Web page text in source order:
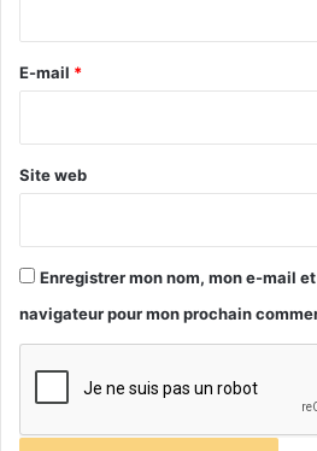
e
E-mail *
Site web
Enregistrer mon nom, mon e-mail
navigateur pour mon prochain